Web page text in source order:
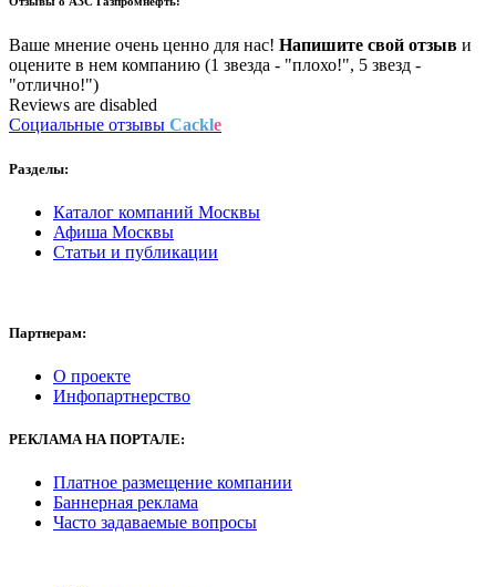
Ваше мнение очень ценно для нас! Напишите свой отзыв и
оцените в нем компанию (1 звезда - "плохо!", 5 звезд -
"отлично!")
Reviews are disabled
Социальные отзывы Cackle
Разделы:
Каталог компаний Москвы
Афиша Москвы
Статьи и публикации
Партнерам:
О проекте
Инфопартнерство
РЕКЛАМАНА ПОРТАЛЕ:
Платное размещение компании
Баннерная реклама
Часто задаваемые вопросы